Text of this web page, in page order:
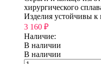
хирургического
Изделия устойчивы к
3 160 ₽
Наличие:
В наличии
В наличии